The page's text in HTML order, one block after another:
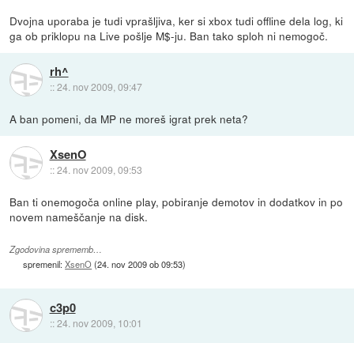
Dvojna uporaba je tudi vprašljiva, ker si xbox tudi offline dela log, ki
ga ob priklopu na Live pošlje M$-ju. Ban tako sploh ni nemogoč.
rh^
::24. nov 2009, 09:47
A ban pomeni, da MP ne moreš igrat prek neta?
XsenO
::24. nov 2009, 09:53
Ban ti onemogoča online play, pobiranje demotov in dodatkov in po
novem nameščanje na disk.
Zgodovina sprememb…
spremenil:XsenO(24. nov 2009 ob 09:53)
c3p0
::24. nov 2009, 10:01